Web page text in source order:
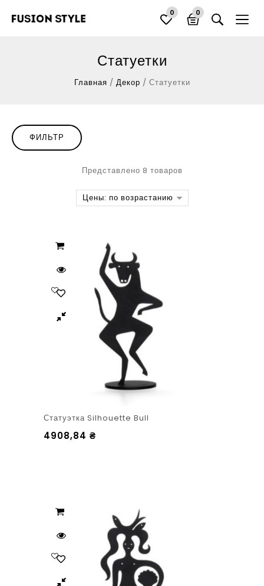
0 0
Статуетки
Главная / Декор / Статуетки
Представлено 8 товаров
Цены: по возрастанию
Статуэтка Silhouette Bull
4908,84 ₴
ФИЛЬТР